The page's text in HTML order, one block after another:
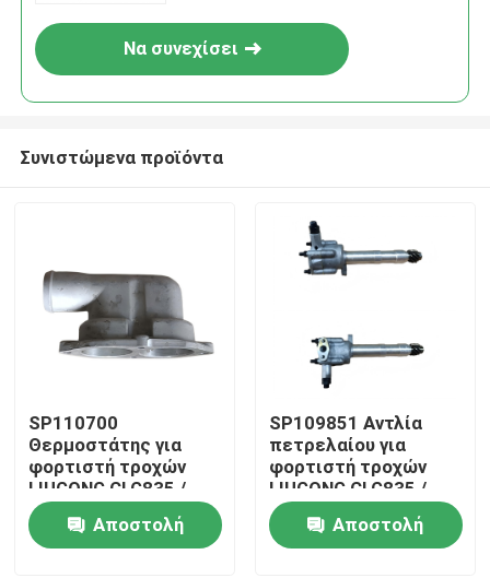
Σπίτι
Προϊόντα
Να συνεχίσει
Συνιστώμενα προϊόντα
SP110700
Θερμοστάτης για
φορτιστή τροχών
LIUGONG CLG835 /
836 / 842
Grader/Roadroller
CLG418 / 4180D / 612
Αποστολή
SP109851 Αντλία
πετρελαίου για
φορτιστή τροχών
LIUGONG CLG835 /
836 / 842 Εκσκαφέας
CLG920C / D / 922D /
925D
Αποστολή